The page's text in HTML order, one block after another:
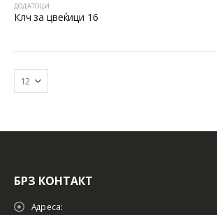
ДОДАТОЦИ
Клч за цвеќици 16
Батериски сет
БРЗ КОНТАКТ
Адреса: